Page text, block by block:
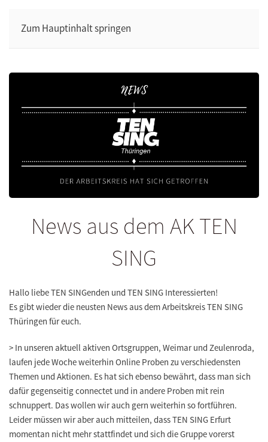
Zum Hauptinhalt springen
News aus dem AK TEN
SING
Hallo liebe TEN SINGenden und TEN SING Interessierten!
Es gibt wieder die neusten News aus dem Arbeitskreis TEN SING
Thüringen für euch.
> In unseren aktuell aktiven Ortsgruppen, Weimar und Zeulenroda,
laufen jede Woche weiterhin Online Proben zu verschiedensten
Themen und Aktionen. Es hat sich ebenso bewährt, dass man sich
dafür gegenseitig connectet und in andere Proben mit rein
schnuppert. Das wollen wir auch gern weiterhin so fortführen.
Leider müssen wir aber auch mitteilen, dass TEN SING Erfurt
momentan nicht mehr stattfindet und sich die Gruppe vorerst